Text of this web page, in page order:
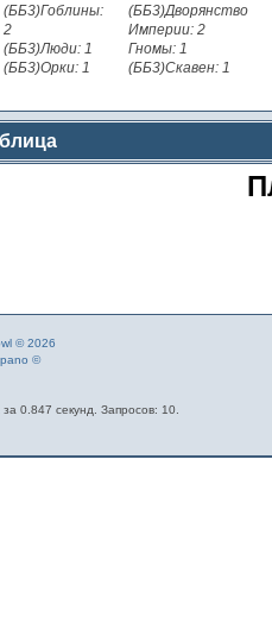
(ББ3)Гоблины:
2
(ББ3)Люди: 1
(ББ3)Орки: 1
(ББ3)Дворянство
Империи: 2
Гномы: 1
(ББ3)Скавен: 1
© 2026
©
0.847 секунд. Запросов: 10.